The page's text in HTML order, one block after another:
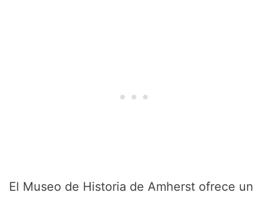
El Museo de Historia de Amherst ofrece un